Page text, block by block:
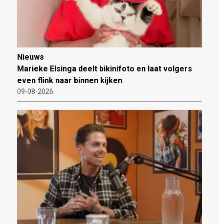
Nieuws
Marieke Elsinga deelt bikinifoto en laat volgers
even flink naar binnen kijken
09-08-2026